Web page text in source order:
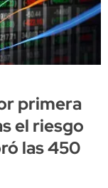
primera
el riesgo
las 450